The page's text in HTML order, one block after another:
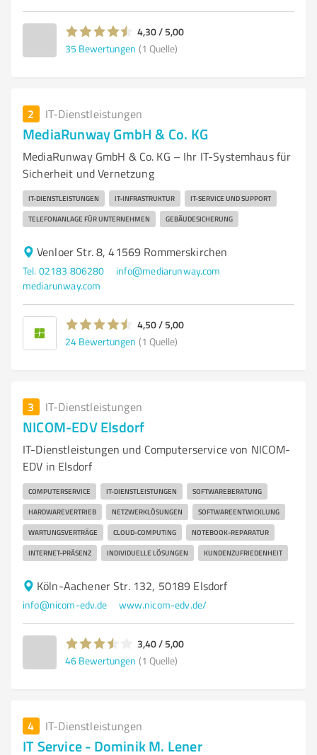
4,30 / 5,00
35 Bewertungen (1 Quelle)
2 IT-Dienstleistungen
MediaRunway GmbH & Co. KG
MediaRunway GmbH & Co. KG – Ihr IT-Systemhaus für
Sicherheit und Vernetzung
IT-DIENSTLEISTUNGEN IT-INFRASTRUKTUR IT-SERVICE UND SUPPORT
TELEFONANLAGE FÜR UNTERNEHMEN GEBÄUDESICHERUNG
Venloer Str. 8, 41569 Rommerskirchen
Tel. 02183 806280
info@mediarunway.com
mediarunway.com
4,50 / 5,00
24 Bewertungen (1 Quelle)
3 IT-Dienstleistungen
NICOM-EDV Elsdorf
IT-Dienstleistungen und Computerservice von NICOM-
EDV in Elsdorf
COMPUTERSERVICE IT-DIENSTLEISTUNGEN SOFTWAREBERATUNG
HARDWAREVERTRIEB NETZWERKLÖSUNGEN SOFTWAREENTWICKLUNG
WARTUNGSVERTRÄGE CLOUD-COMPUTING NOTEBOOK-REPARATUR
INTERNET-PRÄSENZ INDIVIDUELLE LÖSUNGEN KUNDENZUFRIEDENHEIT
Köln-Aachener Str. 132, 50189 Elsdorf
info@nicom-edv.de www.nicom-edv.de/
3,40 / 5,00
46 Bewertungen (1 Quelle)
4 IT-Dienstleistungen
IT Service - Dominik M. Lener